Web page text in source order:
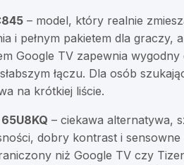
– model, który realnie
i pełnym pakietem dla
Google TV zapewnia
łączu. Dla osób
na krótkiej liście.
– ciekawa alternatywa,
dobry kontrast i
niż Google TV czy